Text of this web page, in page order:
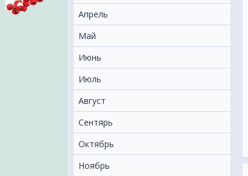
Апрель
Май
Июнь
Июль
Август
Сентярь
Октябрь
Ноябрь